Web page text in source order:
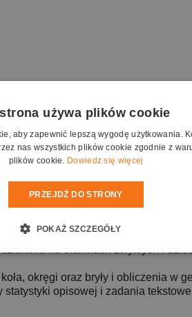
zawiera:
i zabaw,
programu,
foremnych (czworościan,
do matematyki takimi
układzie pozycyjnym, działania na
okręgi oraz bryły i obliczenia w
opisowej i zadania
używa plików cookie
aby zapewnić lepszą wygodę użytkowania.
nas wszystkich plików cookie zgodnie z
plików cookie. Dowiedz się więcej
PRZEJDŹ DO STRONY
POKAŻ SZCZEGÓŁY